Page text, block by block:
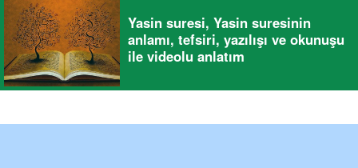
Yasin suresi, Yasin suresinin
anlamı, tefsiri, yazılışı ve okunuşu
ile videolu anlatım